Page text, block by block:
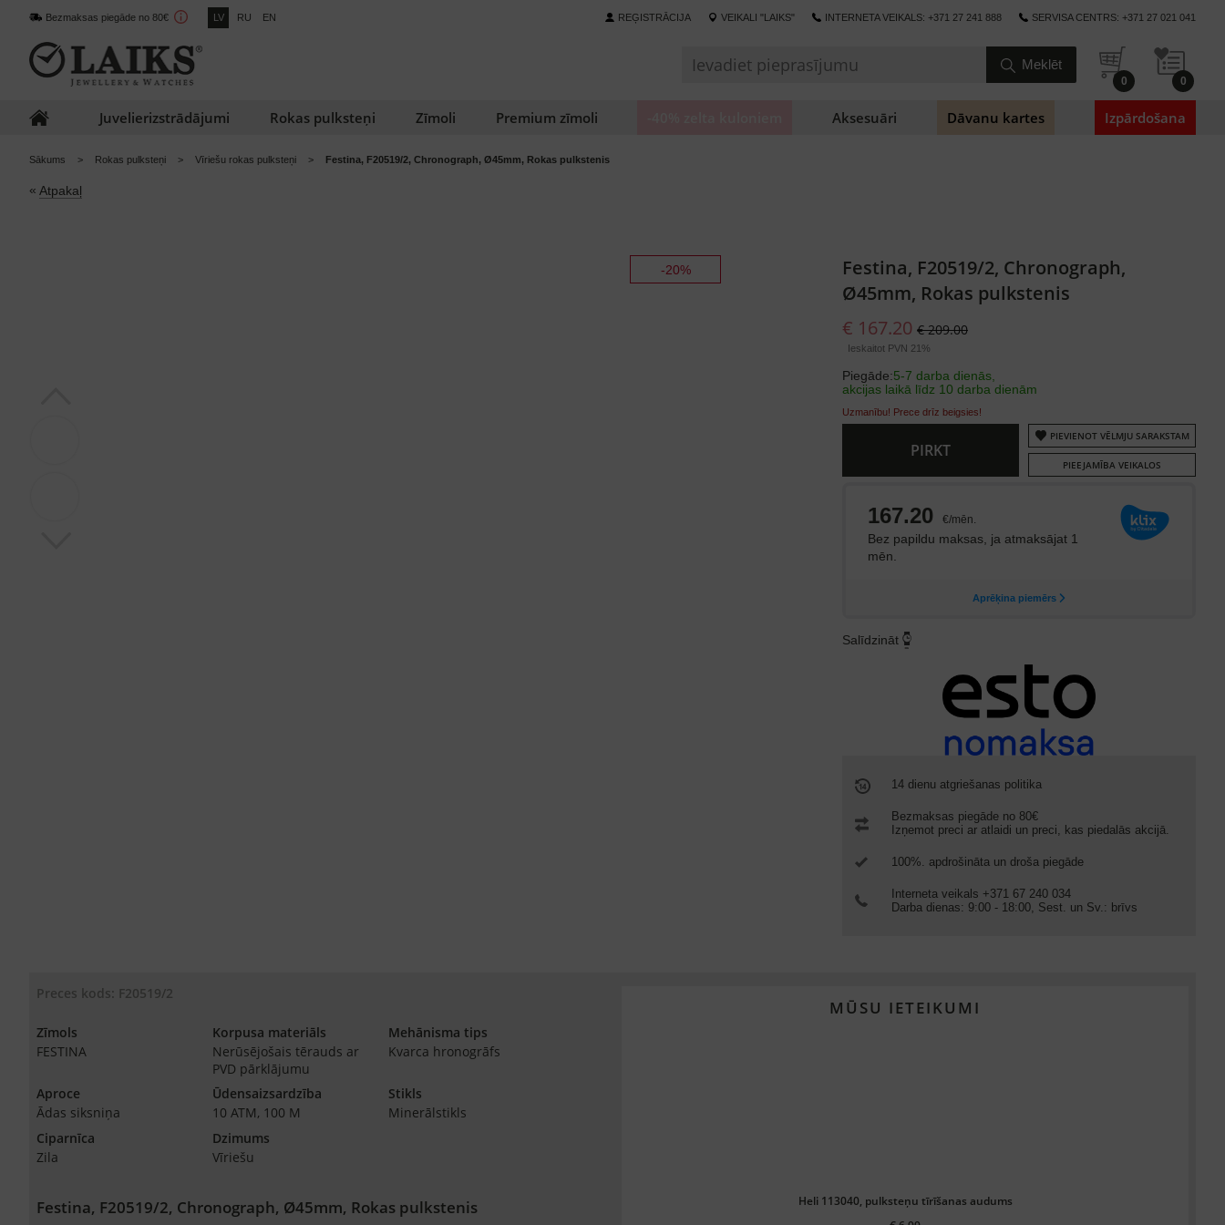
Bezmaksas piegāde no 80€ LV RU EN REĢISTRĀCIJA VEIKALI "LAIKS" INTERNETA VEIKALS: +371 27 241 888 SERVISA CENTRS: +371 27 021 041
0 0
Juvelierizstrādājumi Rokas pulksteņi Zīmoli Premium zīmoli Aksesuāri Dāvanu kartes Izpārdošana
Sākums Rokas pulksteņi Vīriešu rokas pulksteņi Festina, F20519/2, Chronograph, Ø45mm, Rokas pulkstenis
« Atpakaļ
-20%
Festina, F20519/2, Chronograph,
Ø45mm, Rokas pulkstenis
€ 167.20 € 209.00
Ieskaitot PVN 21%
Piegāde:5-7 darba dienās,
akcijas laikā līdz 10 darba dienām
Uzmanību! Prece drīz beigsies!
PIRKT
PIEVIENOT VĒLMJU SARAKSTAM
PIEEJAMĪBA VEIKALOS
Salīdzināt
14 dienu atgriešanas politika
Bezmaksas piegāde no 80€
Izņemot preci ar atlaidi un preci, kas piedalās akcijā.
100%. apdrošināta un droša piegāde
Interneta veikals +371 67 240 034
Darba dienas: 9:00 - 18:00, Sest. un Sv.: brīvs
Preces kods: F20519/2
Zīmols
FESTINA
Korpusa materiāls
Nerūsējošais tērauds ar
PVD pārklājumu
Mehānisma tips
Kvarca hronogrāfs
Aproce
Ādas siksniņa
Ūdensaizsardzība
10 ATM, 100 M
Stikls
Minerālstikls
Ciparnīca
Zila
Dzimums
Vīriešu
Festina, F20519/2, Chronograph, Ø45mm, Rokas pulkstenis
MŪSU IETEIKUMI
Heli 113040, pulksteņu tīrīšanas audums